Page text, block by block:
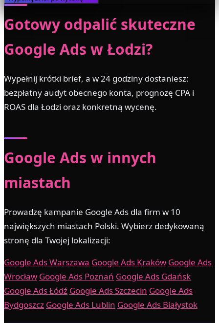
Gotowy odpalić skuteczne
Google Ads w Łodzi?
Wypełnij krótki brief, a w 24 godziny dostaniesz:
bezpłatny audyt obecnego konta, prognozę CPA i
ROAS dla Łodzi oraz konkretną wycenę.
Google Ads w innych
miastach
Prowadzę kampanie Google Ads dla firm w 10
największych miastach Polski. Wybierz dedykowaną
stronę dla Twojej lokalizacji:
Google Ads Warszawa Google Ads Kraków Google Ads
Wrocław Google Ads Poznań Google Ads Gdańsk
Google Ads Łódź Google Ads Szczecin Google Ads
Bydgoszcz Google Ads Lublin Google Ads Białystok